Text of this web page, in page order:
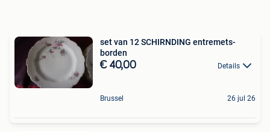
set van 12 SCHIRNDING entremets-
borden
€ 40,00 Details
Brussel 26 jul 26